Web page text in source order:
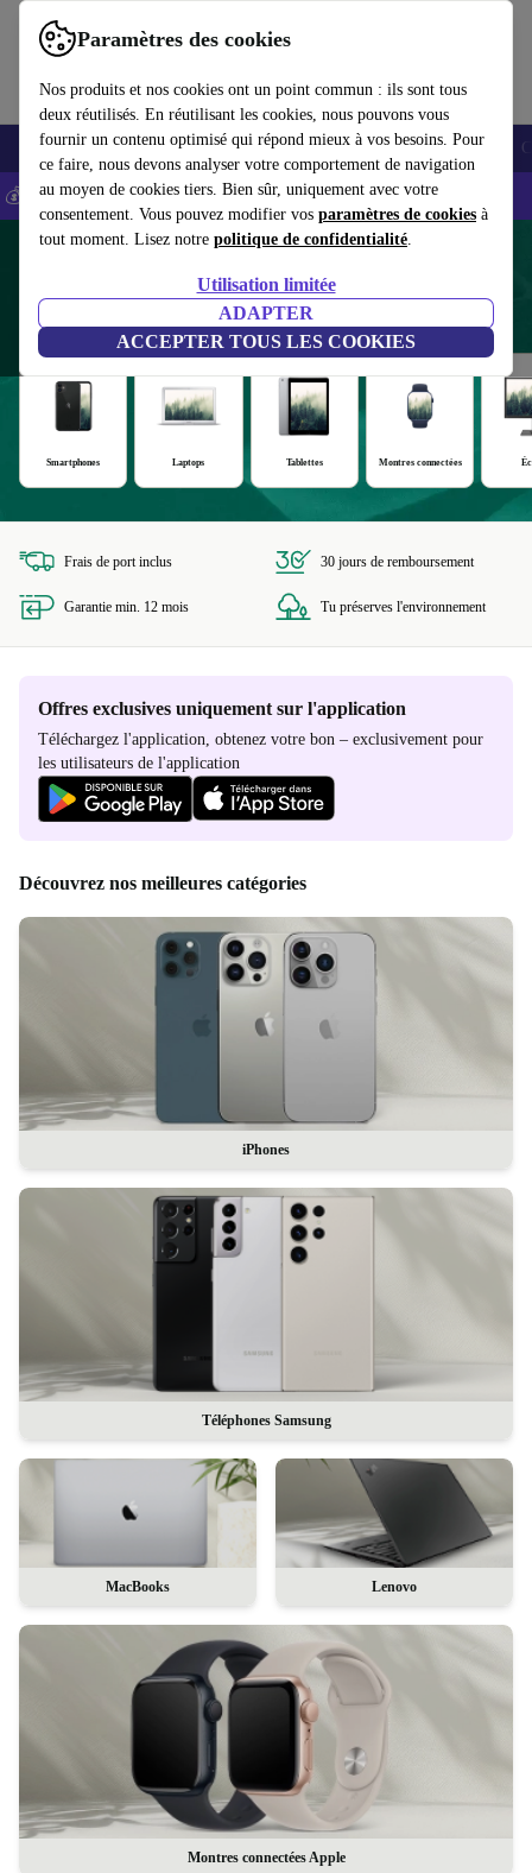
Paramètres des cookies
Nos produits et nos cookies ont un point commun : ils sont tous
deux réutilisés. En réutilisant les cookies, nous pouvons vous
fournir un contenu optimisé qui répond mieux à vos besoins. Pour
ce faire, nous devons analyser votre comportement de navigation
au moyen de cookies tiers. Bien sûr, uniquement avec votre
consentement. Vous pouvez modifier vos paramètres de cookies à
tout moment. Lisez notre politique de confidentialité.
Utilisation limitée
ADAPTER
ACCEPTER TOUS LES COOKIES
Smartphones Laptops Tablettes Montres connectées Accessoires
💰-5% EXTRA sur les iPhones – Code: IPHONEDEAL -
12 mois de garantie
Smartphones Laptops Tablettes Montres connectées
Frais de port inclus 30 jours de remboursement
Garantie min. 12 mois Tu préserves l'environnement
Offres exclusives uniquement sur l'application
Téléchargez l'application, obtenez votre bon – exclusivement pour
les utilisateurs de l'application
Découvrez nos meilleures catégories
iPhones
Téléphones Samsung
MacBooks Lenovo
Montres connectées Apple